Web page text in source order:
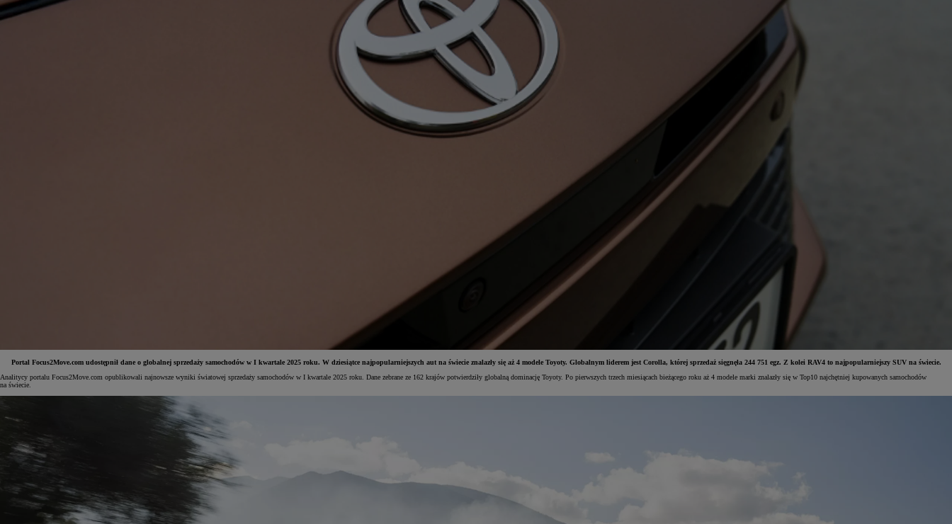
Od81 900 zł
Portal Focus2Move.com udostępnił dane o globalnej sprzedaży samochodów w I kwartale 2025 roku. W dziesiątce najpopularniejszych aut na świecie znalazły się aż 4 modele Toyoty. Globalnym liderem jest Corolla, której sprzedaż sięgnęła 244 751 egz. Z kolei RAV4 to najpopularniejszy SUV na świecie.
Analitycy portalu Focus2Move.com opublikowali najnowsze wyniki światowej sprzedaży samochodów w I kwartale 2025 roku. Dane zebrane ze 162 krajów potwierdziły globalną dominację Toyoty. Po pierwszych trzech miesiącach bieżącego roku aż 4 modele marki znalazły się w Top10 najchętniej kupowanych samochodów
na świecie.